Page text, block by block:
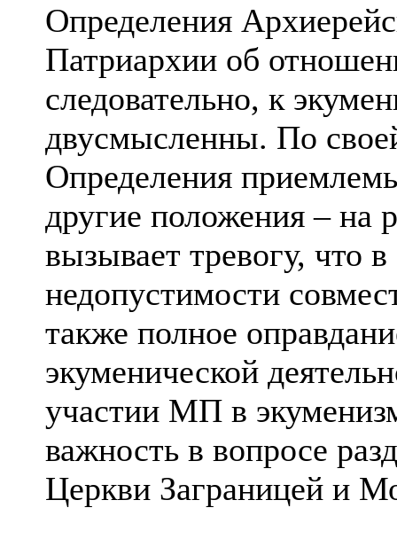
Определения
Патриархии об
следовательно, к
двусмысленны. По
Определения
другие положения – на
вызывает тревогу, что
недопустимости
также полное
экуменической
участии МП в
важность в вопросе
Церкви Заграницей и